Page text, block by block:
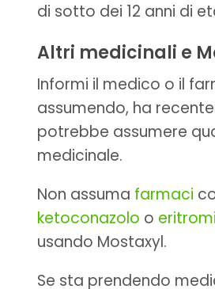
di sotto dei 12 anni di
Altri medicinali e
Informi il medico o il
assumendo, ha
potrebbe assumere
medicinale.
Non assuma farmaci
ketoconazolo o
usando Mostaxyl.
Se sta prendendo